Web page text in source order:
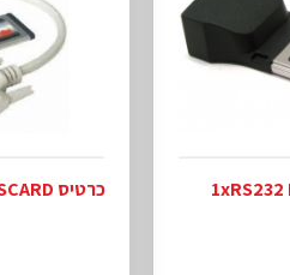
כרטיס EXPRESSCARD פרלל1x